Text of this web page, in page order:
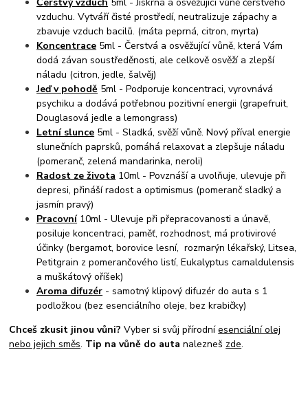
Čerstvý vzduch 5ml - Jiskrná a osvěžující vůně čerstvého
vzduchu. Vytváří čisté prostředí, neutralizuje zápachy a
zbavuje vzduch bacilů. (máta peprná, citron, myrta)
Koncentrace 5ml - Čerstvá a osvěžující vůně, která Vám
dodá závan soustředěnosti, ale celkově osvěží a zlepší
náladu (citron, jedle, šalvěj)
Jeď v pohodě 5ml - Podporuje koncentraci, vyrovnává
psychiku a dodává potřebnou pozitivní energii (grapefruit,
Douglasová jedle a lemongrass)
Letní slunce 5ml - Sladká, svěží vůně. Nový příval energie
slunečních paprsků, pomáhá relaxovat a zlepšuje náladu
(pomeranč, zelená mandarinka, neroli)
Radost ze života 10ml - Povznáší a uvolňuje, ulevuje při
depresi, přináší radost a optimismus (pomeranč sladký a
jasmín pravý)
Pracovní10ml - Ulevuje při přepracovanosti a únavě,
posiluje koncentraci, paměť, rozhodnost, má protivirové
účinky (bergamot, borovice lesní, rozmarýn lékařský, Litsea,
Petitgrain z pomerančového listí, Eukalyptus camaldulensis
a muškátový oříšek)
Aroma difuzér - samotný klipový difuzér do auta s 1
podložkou (bez esenciálního oleje, bez krabičky)
Chceš zkusit jinou vůni? Vyber si svůj přírodníesenciální olej
nebo jejich směs. Tip na vůně do autanalezneš zde.